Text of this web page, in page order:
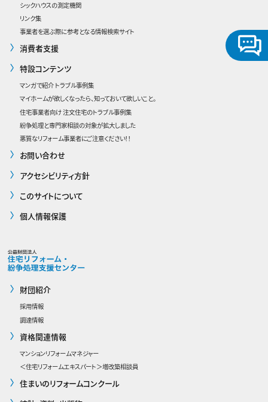
シックハウスの測定機関
リンク集
事業者を選ぶ際に参考となる情報検索サイト
消費者支援
特設コンテンツ
マンガで紹介 トラブル事例集
マイホームが欲しくなったら、知っておいて欲しいこと。
住宅事業者向け 注文住宅のトラブル事例集
紛争処理と専門家相談の対象が拡大しました
悪質なリフォーム事業者にご注意ください！！
お問い合わせ
アクセシビリティ方針
このサイトについて
個人情報保護
財団紹介
採用情報
調達情報
資格関連情報
マンションリフォームマネジャー
＜住宅リフォームエキスパート＞増改築相談員
住まいのリフォームコンクール